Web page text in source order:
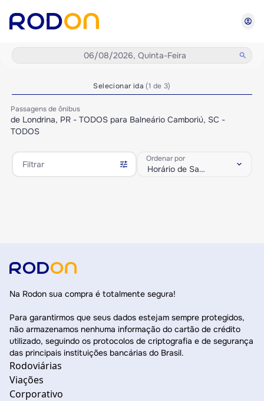
account_circle
06/08/2026, Quinta-Feira search
Selecionar ida(1 de 3)
Passagens de ônibus
de Londrina, PR - TODOS para Balneário Camboriú, SC -
TODOS
Filtrar tune Ordenar por
Horário de Saída keyboard_arrow_down
Na Rodon sua compra é totalmente segura!
Para garantirmos que seus dados estejam sempre protegidos,
não armazenamos nenhuma informação do cartão de crédito
utilizado, seguindo os protocolos de criptografia e de segurança
das principais instituições bancárias do Brasil.
Rodoviárias
Viações
Corporativo